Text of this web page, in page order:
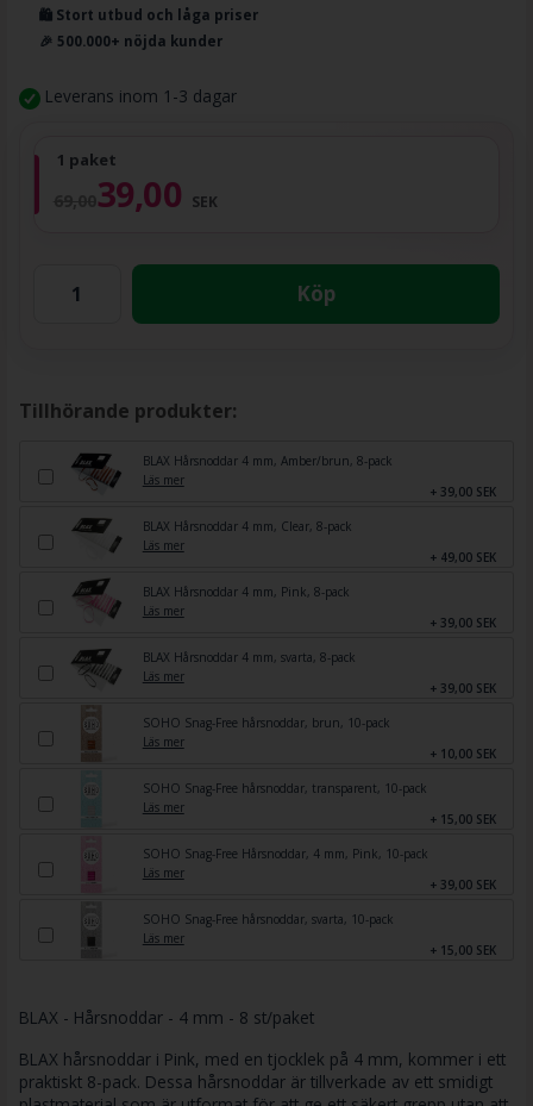
🛍️ Stort utbud och låga priser
🎉 500.000+ nöjda kunder
Leverans inom 1-3 dagar
1 paket
39,00 SEK
Köp
Tillhörande produkter:
BLAX Hårsnoddar 4 mm, Amber/brun, 8-pack
Läs mer
+ 39,00 SEK
BLAX Hårsnoddar 4 mm, Clear, 8-pack
Läs mer
+ 49,00 SEK
BLAX Hårsnoddar 4 mm, Pink, 8-pack
Läs mer
+ 39,00 SEK
BLAX Hårsnoddar 4 mm, svarta, 8-pack
Läs mer
+ 39,00 SEK
SOHO Snag-Free hårsnoddar, brun, 10-pack
Läs mer
+ 10,00 SEK
SOHO Snag-Free hårsnoddar, transparent, 10-pack
Läs mer
+ 15,00 SEK
SOHO Snag-Free Hårsnoddar, 4 mm, Pink, 10-pack
Läs mer
+ 39,00 SEK
SOHO Snag-Free hårsnoddar, svarta, 10-pack
Läs mer
+ 15,00 SEK
BLAX - Hårsnoddar - 4 mm - 8 st/paket
BLAX hårsnoddar i Pink, med en tjocklek på 4 mm, kommer i ett
praktiskt 8-pack. Dessa hårsnoddar är tillverkade av ett smidigt